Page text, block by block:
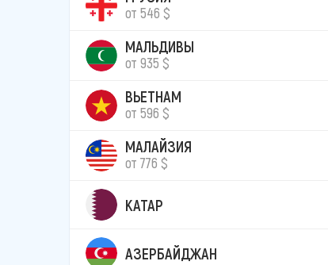
от 546 $
МАЛЬДИВЫ
от 935 $
ВЬЕТНАМ
от 596 $
МАЛАЙЗИЯ
от 776 $
КАТАР
АЗЕРБАЙДЖАН